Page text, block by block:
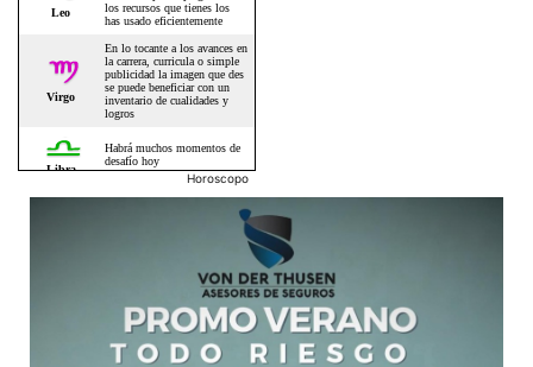
Horoscopo